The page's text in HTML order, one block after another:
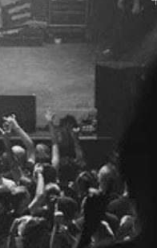
es por medio de Estafeta y